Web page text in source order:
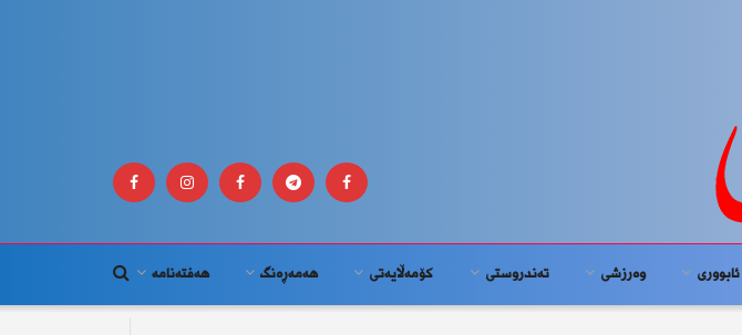
ئابوورى وەرزشی تەندروستى كۆمه‌ڵايه‌تى هەمەڕەنگ هەفتەنامە